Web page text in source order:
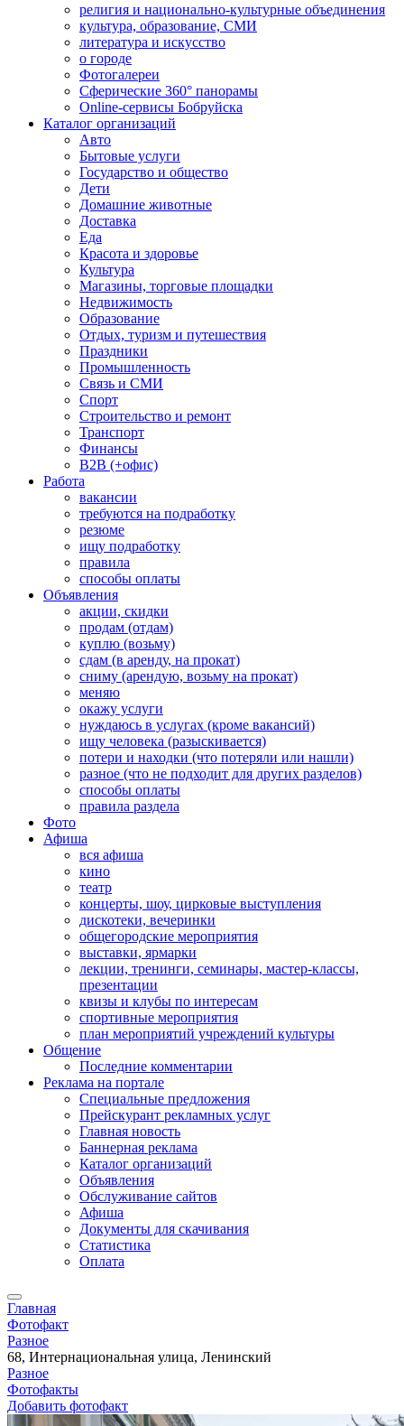
религия и национально-культурные объединения
культура, образование, СМИ
литература и искусство
о городе
Фотогалереи
Сферические 360° панорамы
Online-сервисы Бобруйска
Каталог организаций
Авто
Бытовые услуги
Государство и общество
Дети
Домашние животные
Доставка
Еда
Красота и здоровье
Культура
Магазины, торговые площадки
Недвижимость
Образование
Отдых, туризм и путешествия
Праздники
Промышленность
Связь и СМИ
Спорт
Строительство и ремонт
Транспорт
Финансы
B2B (+офис)
Работа
вакансии
требуются на подработку
резюме
ищу подработку
правила
способы оплаты
Объявления
акции, скидки
продам (отдам)
куплю (возьму)
сдам (в аренду, на прокат)
сниму (арендую, возьму на прокат)
меняю
окажу услуги
нуждаюсь в услугах (кроме вакансий)
ищу человека (разыскивается)
потери и находки (что потеряли или нашли)
разное (что не подходит для других разделов)
способы оплаты
правила раздела
Фото
Афиша
вся афиша
кино
театр
концерты, шоу, цирковые выступления
дискотеки, вечеринки
общегородские мероприятия
выставки, ярмарки
лекции, тренинги, семинары, мастер-классы,
презентации
квизы и клубы по интересам
спортивные мероприятия
план мероприятий учреждений культуры
Общение
Последние комментарии
Реклама на портале
Специальные предложения
Прейскурант рекламных услуг
Главная новость
Баннерная реклама
Каталог организаций
Объявления
Обслуживание сайтов
Афиша
Документы для скачивания
Статистика
Оплата
Главная
Фотофакт
Разное
68, Интернациональная улица, Ленинский
Разное
Фотофакты
Добавить фотофакт